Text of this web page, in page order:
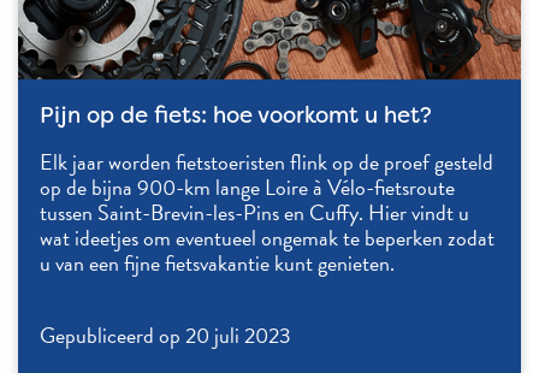
Pijn op de fiets: hoe voorkomt u het?
Elk jaar worden fietstoeristen flink op de proef gesteld
op de bijna 900-km lange Loire à Vélo-fietsroute
tussen Saint-Brevin-les-Pins en Cuffy. Hier vindt u
wat ideetjes om eventueel ongemak te beperken zodat
u van een fijne fietsvakantie kunt genieten.
Gepubliceerd op 20 juli 2023